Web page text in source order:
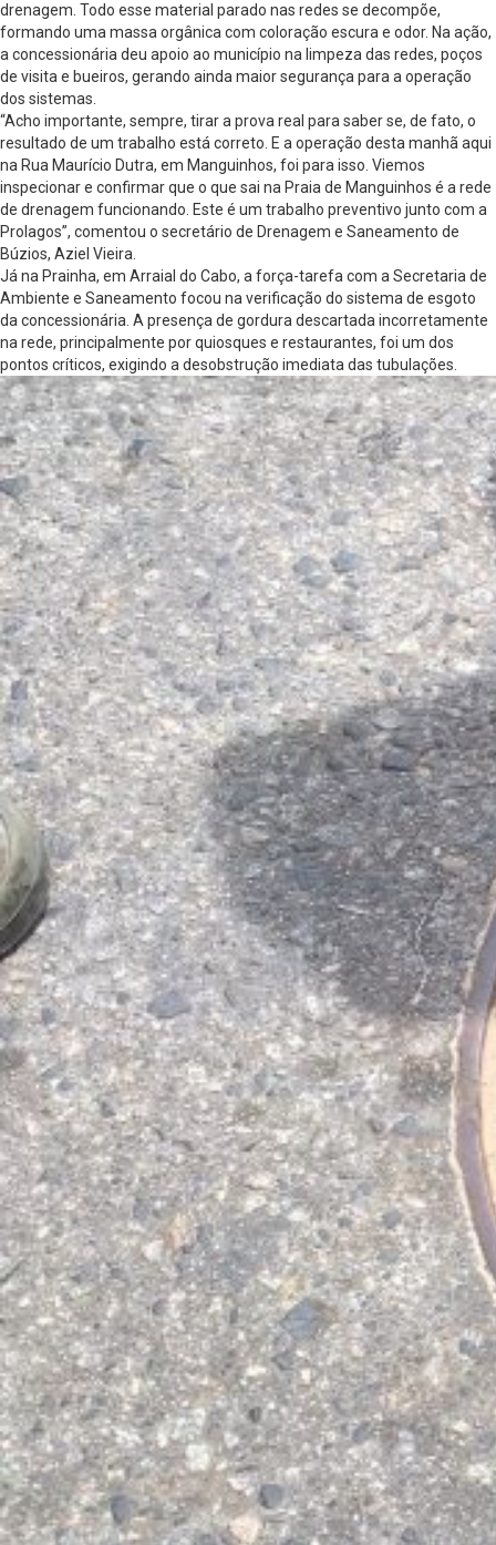
drenagem. Todo esse material parado nas redes se decompõe,
formando uma massa orgânica com coloração escura e odor. Na ação,
a concessionária deu apoio ao município na limpeza das redes, poços
de visita e bueiros, gerando ainda maior segurança para a operação
dos sistemas.
“Acho importante, sempre, tirar a prova real para saber se, de fato, o
resultado de um trabalho está correto. E a operação desta manhã aqui
na Rua Maurício Dutra, em Manguinhos, foi para isso. Viemos
inspecionar e confirmar que o que sai na Praia de Manguinhos é a rede
de drenagem funcionando. Este é um trabalho preventivo junto com a
Prolagos”, comentou o secretário de Drenagem e Saneamento de
Búzios, Aziel Vieira.
Já na Prainha, em Arraial do Cabo, a força-tarefa com a Secretaria de
Ambiente e Saneamento focou na verificação do sistema de esgoto
da concessionária. A presença de gordura descartada incorretamente
na rede, principalmente por quiosques e restaurantes, foi um dos
pontos críticos, exigindo a desobstrução imediata das tubulações.